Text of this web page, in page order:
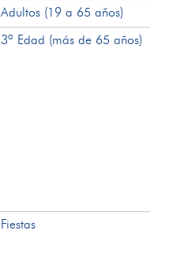
Adultos (19 a 65 años)
3ª Edad (más de 65 años)
Fiestas